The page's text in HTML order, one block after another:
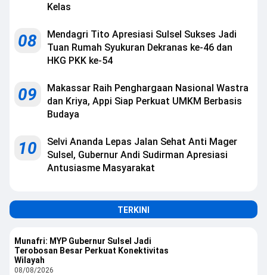
Kelas
08
Mendagri Tito Apresiasi Sulsel Sukses Jadi
Tuan Rumah Syukuran Dekranas ke-46 dan
HKG PKK ke-54
09
Makassar Raih Penghargaan Nasional Wastra
dan Kriya, Appi Siap Perkuat UMKM Berbasis
Budaya
10
Selvi Ananda Lepas Jalan Sehat Anti Mager
Sulsel, Gubernur Andi Sudirman Apresiasi
Antusiasme Masyarakat
TERKINI
Munafri: MYP Gubernur Sulsel Jadi
Terobosan Besar Perkuat Konektivitas
Wilayah
08/08/2026